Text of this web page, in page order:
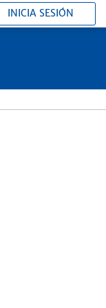
INICIA SESIÓN